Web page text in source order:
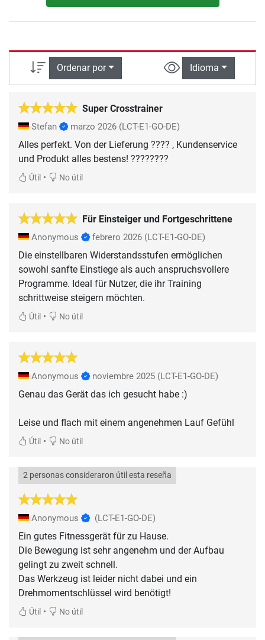
Ordenar por Idioma
Super Crosstrainer
Stefan marzo 2026 (LCT-E1-GO-DE)
Alles perfekt. Von der Lieferung ???? , Kundenservice
und Produkt alles bestens! ????????
Útil • No útil
Für Einsteiger und Fortgeschrittene
Anonymous febrero 2026 (LCT-E1-GO-DE)
Die einstellbaren Widerstandsstufen ermöglichen
sowohl sanfte Einstiege als auch anspruchsvollere
Programme. Ideal für Nutzer, die ihr Training
Útil • No útil
Anonymous noviembre 2025 (LCT-E1-GO-DE)
Genau das Gerät das ich gesucht habe :)
Leise und flach mit einem angenehmen Lauf Gefühl
Útil • No útil
2 personas consideraron útil esta reseña
Anonymous (LCT-E1-GO-DE)
Ein gutes Fitnessgerät für zu Hause.
Die Bewegung ist sehr angenehm und der Aufbau
gelingt zu zweit schnell.
Das Werkzeug ist leider nicht dabei und ein
Útil • No útil